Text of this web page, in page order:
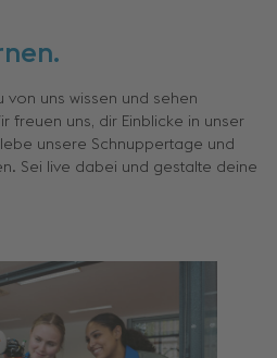
von uns wissen und sehen
freuen uns, dir Einblicke in unser
unsere Schnuppertage und
Sei live dabei und gestalte deine